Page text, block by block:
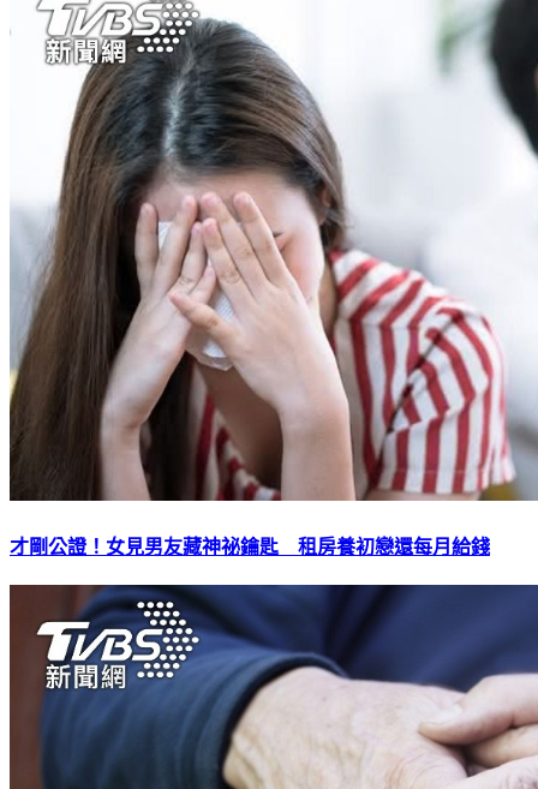
才剛公證！女見男友藏神祕鑰匙 租房養初戀還每月給錢